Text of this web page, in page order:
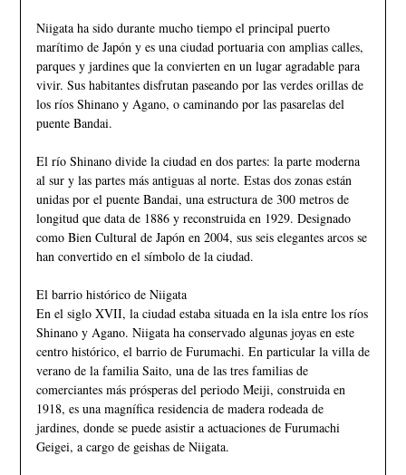
Niigata ha sido durante mucho tiempo el principal puerto
marítimo de Japón y es una ciudad portuaria con amplias calles,
parques y jardines que la convierten en un lugar agradable para
vivir. Sus habitantes disfrutan paseando por las verdes orillas de
los ríos Shinano y Agano, o caminando por las pasarelas del
puente Bandai.
El río Shinano divide la ciudad en dos partes: la parte moderna
al sur y las partes más antiguas al norte. Estas dos zonas están
unidas por el puente Bandai, una estructura de 300 metros de
longitud que data de 1886 y reconstruida en 1929. Designado
como Bien Cultural de Japón en 2004, sus seis elegantes arcos se
han convertido en el símbolo de la ciudad.
El barrio histórico de Niigata
En el siglo XVII, la ciudad estaba situada en la isla entre los ríos
Shinano y Agano. Niigata ha conservado algunas joyas en este
centro histórico, el barrio de Furumachi. En particular la villa de
verano de la familia Saito, una de las tres familias de
comerciantes más prósperas del periodo Meiji, construida en
1918, es una magnífica residencia de madera rodeada de
jardines, donde se puede asistir a actuaciones de Furumachi
Geigei, a cargo de geishas de Niigata.